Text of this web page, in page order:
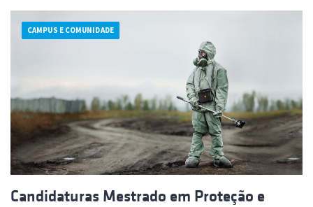
CAMPUS E COMUNIDADE
Candidaturas Mestrado em Proteção e